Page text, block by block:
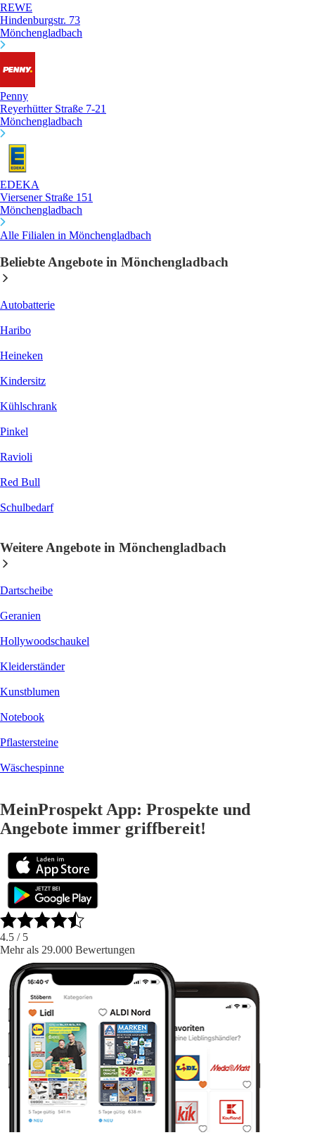
REWE
Hindenburgstr. 73
Mönchengladbach
Penny
Reyerhütter Straße 7-21
Mönchengladbach
EDEKA
Viersener Straße 151
Mönchengladbach
Alle Filialen in Mönchengladbach
Beliebte Angebote in Mönchengladbach
Autobatterie
Haribo
Heineken
Kindersitz
Kühlschrank
Pinkel
Ravioli
Red Bull
Schulbedarf
Weitere Angebote in Mönchengladbach
Dartscheibe
Geranien
Hollywoodschaukel
Kleiderständer
Kunstblumen
Notebook
Pflastersteine
Wäschespinne
MeinProspekt App: Prospekte und
Angebote immer griffbereit!
4.5 / 5
Mehr als 29.000 Bewertungen